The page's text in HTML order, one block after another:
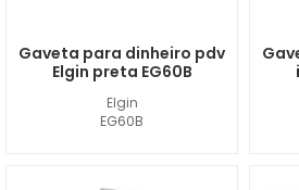
Elgin
EG60B
Gaveta para dinheiro pdv
Elgin preta EG60B